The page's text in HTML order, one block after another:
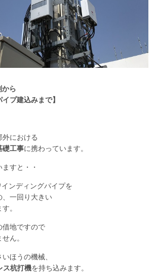
ら
プ建込みまで】
における
礎工事に携わっています。
すと・・
ンディングパイプを
、一回り大きい
。
借地ですので
ん。
ほうの機械、
ス杭打機を持ち込みます。